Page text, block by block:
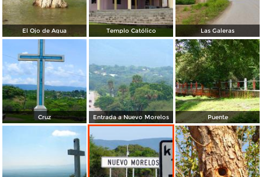
El Ojo de Agua Templo Católico Las Galeras
Cruz Entrada a Nuevo Morelos Puente